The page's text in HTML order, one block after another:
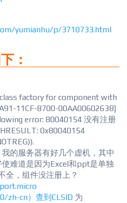
yumianhu/p/3710733.html
：
factory for component with
11CF-8700-00AA0060263B}
error: 80040154 没有注册
0x80040154
的服务器有好几个虚机，其中
难道是因为Excel和ppt是单独
全，组件没注册上？
zh-cn）查到CLSID 为